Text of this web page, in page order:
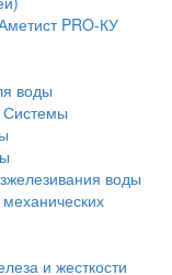
PRO-КУ
воды
Системы
воды
и жесткости